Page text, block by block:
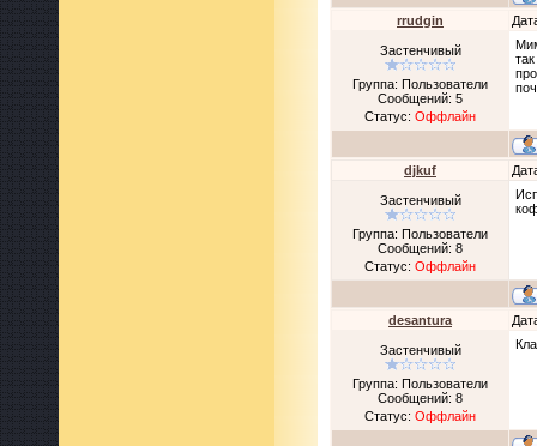
rrudgin
Застенчивый
Группа: Пользователи
Сообщений: 5
Статус: Оффлайн
djkuf
Застенчивый
Группа: Пользователи
Сообщений: 8
Статус: Оффлайн
desantura
Застенчивый
Группа: Пользователи
Сообщений: 8
Статус: Оффлайн